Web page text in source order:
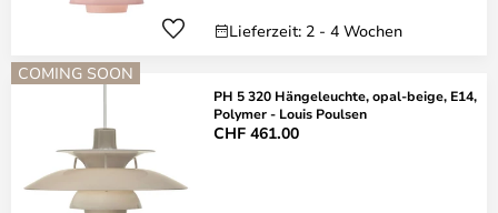
Lieferzeit: 2 - 4 Wochen
COMING SOON
PH 5 320 Hängeleuchte, opal-beige, E14,
Polymer - Louis Poulsen
CHF 461.00